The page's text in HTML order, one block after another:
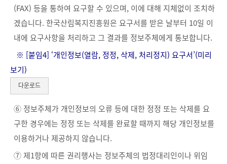
(FAX) 등을 통하여 요구할 수 있으며, 이에 대해 지체없이 조치하
겠습니다. 한국산림복지진흥원은 요구서를 받은 날부터 10일 이
내에 요구사항을 처리하고 그 결과를 정보주체에게 통보합니다.
※ [붙임4] ‘개인정보(열람, 정정, 삭제, 처리정지) 요구서’(미리
보기)
다운로드
⑥ 정보주체가 개인정보의 오류 등에 대한 정정 또는 삭제를 요
구한 경우에는 정정 또는 삭제를 완료할 때까지 해당 개인정보를
이용하거나 제공하지 않습니다.
⑦ 제1항에 따른 권리행사는 정보주체의 법정대리인이나 위임